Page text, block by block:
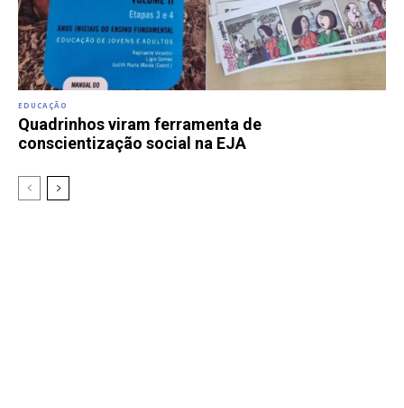
EDUCAÇÃO
Quadrinhos viram ferramenta de
conscientização social na EJA